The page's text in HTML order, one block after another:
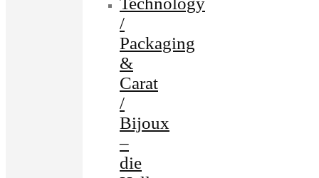
/
Packaging
&
Carat
/
Bijoux
–
die